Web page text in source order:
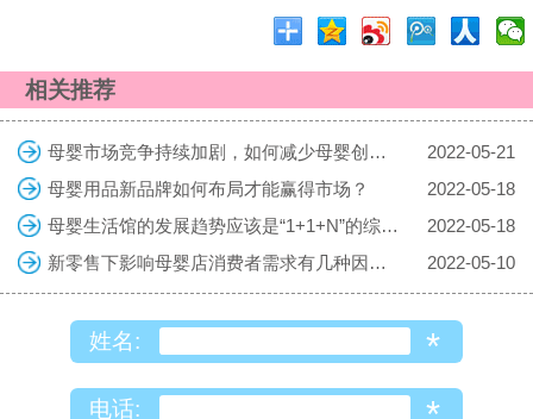
相关推荐
母婴市场竞争持续加剧，如何减少母婴创业的风险
2022-05-21
母婴用品新品牌如何布局才能赢得市场？
2022-05-18
母婴生活馆的发展趋势应该是“1+1+N”的综合体
2022-05-18
新零售下影响母婴店消费者需求有几种因素？
2022-05-10
姓名: *
电话: